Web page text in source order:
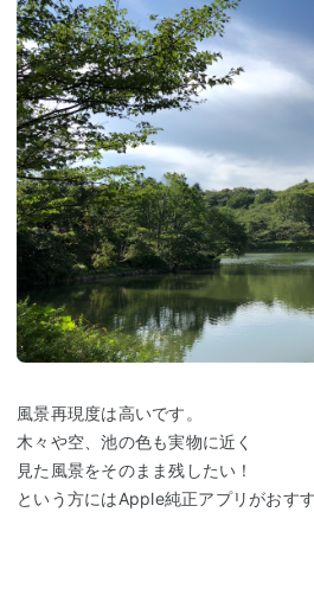
風景再現度は高いです。
木々や空、池の色も実物に近く
見た風景をそのまま残したい！
という方にはApple純正アプリがおすす